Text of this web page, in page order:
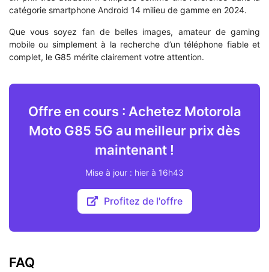
catégorie smartphone Android 14 milieu de gamme en 2024.
Que vous soyez fan de belles images, amateur de gaming
mobile ou simplement à la recherche d’un téléphone fiable et
complet, le G85 mérite clairement votre attention.
Offre en cours : Achetez Motorola
Moto G85 5G au meilleur prix dès
maintenant !
Mise à jour : hier à 16h43
Profitez de l'offre
FAQ